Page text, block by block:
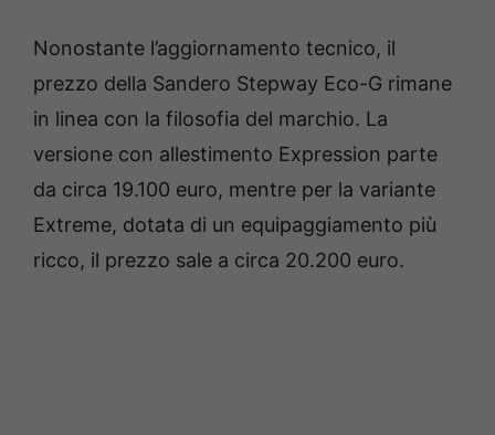
Nonostante l’aggiornamento tecnico, il
prezzo della Sandero Stepway Eco-G rimane
in linea con la filosofia del marchio. La
versione con allestimento Expression parte
da circa 19.100 euro, mentre per la variante
Extreme, dotata di un equipaggiamento più
ricco, il prezzo sale a circa 20.200 euro.